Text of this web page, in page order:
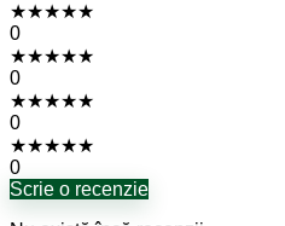
★★★★★
0
★★★★★
0
★★★★★
0
★★★★★
0
Scrie o recenzie